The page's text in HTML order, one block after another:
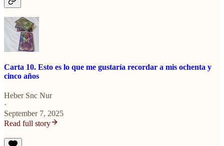
Carta 10. Esto es lo que me gustaría recordar a mis ochenta y
cinco años
Heber Snc Nur
·
September 7, 2025
Read full story